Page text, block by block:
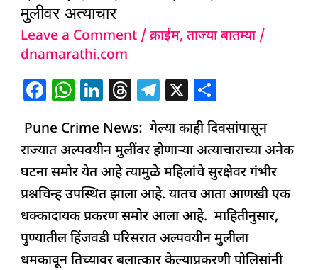
मुलीवर अत्याचार
Leave a Comment /क्राईम,ताज्या बातम्या/
dnamarathi.com
F
c
e
b
o
o
k
W
at
s
A
p
p
Li
k
e
dI
n
T
re
a
d
s
T
e
g
ra
m
X
ar
e
Pune Crime News: गेल्या काही दिवसांपासून
राज्यात अल्पवयीन मुलींवर होणाऱ्या अत्याचाराच्या अनेक
घटना समोर येत आहे त्यामुळे महिलांचे सुरक्षेवर गंभीर
प्रश्नचिन्ह उपस्थित झाला आहे. यातच आता आणखी एक
धक्कादायक प्रकरण समोर आला आहे. माहितीनुसार,
पुण्यातील हिंजवडी परिसरात अल्पवयीन मुलीला
धमकावून तिच्यावर बलात्कार केल्याप्रकरणी पोलिसांनी
पुण्यात
धक्कादायक
प्रकरण,
इंस्टाग्रामवर
मैत्री
अन्
अल्पवयीन
मुलीवर
अत्याचार